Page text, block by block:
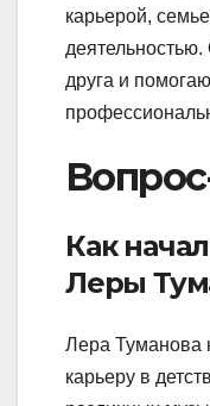
карьерой,
друга и
Как
Леры
Лера Туманова
карьеру в